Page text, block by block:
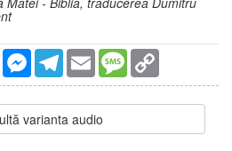
FacebookMessengerTelegram
Email Message
varianta audio